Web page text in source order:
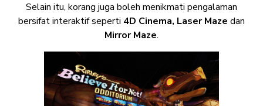
Selain itu, korang juga boleh menikmati pengalaman
bersifat interaktif seperti 4D Cinema, Laser Maze dan
Mirror Maze.